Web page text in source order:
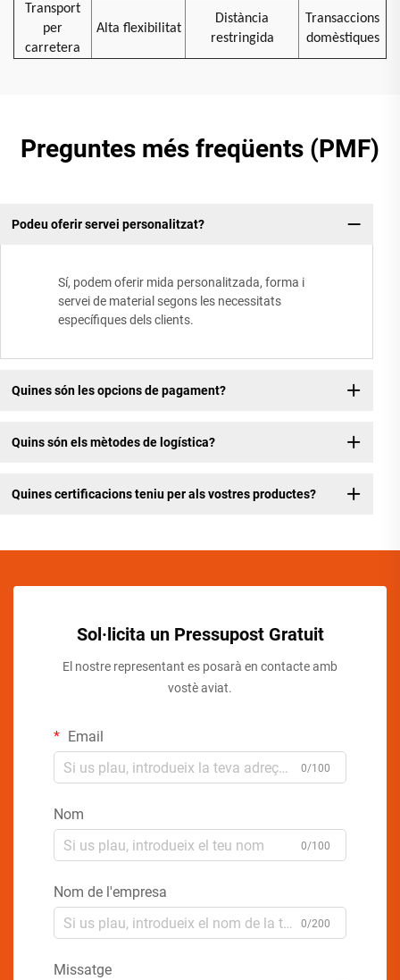
Transport
per
carretera
Alta flexibilitat
Distància
restringida
Transaccions
domèstiques
Preguntes més freqüents (PMF)
Podeu oferir servei personalitzat?
Sí, podem oferir mida personalitzada, forma i
servei de material segons les necessitats
específiques dels clients.
Quines són les opcions de pagament?
Quins són els mètodes de logística?
Quines certificacions teniu per als vostres productes?
Sol·licita un Pressupost Gratuit
El nostre representant es posarà en contacte amb
vostè aviat.
Email
0/100
Nom
0/100
Nom de l'empresa
0/200
Missatge